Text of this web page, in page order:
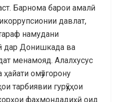
Барнома барои амалӣ
давлат,
намудани
дар Донишкада ва
менамояд. Алалхусус
омӯзгорону
тарбиявии гурӯҳҳои
фаҳмондадиҳӣ оид